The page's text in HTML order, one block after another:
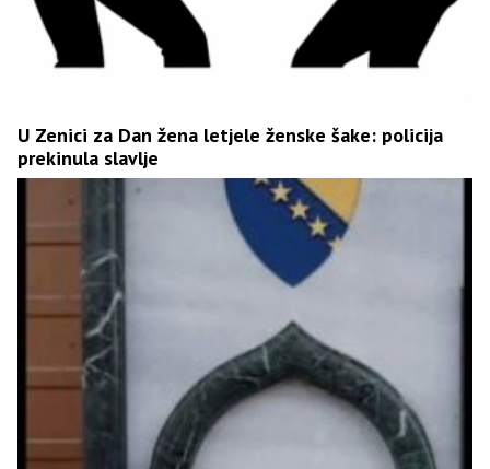
U Zenici za Dan žena letjele ženske šake: policija
prekinula slavlje